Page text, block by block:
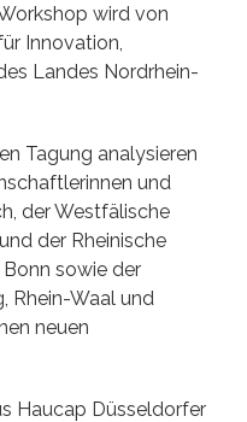
wird von
Innovation,
Landes Nordrhein-
Tagung analysieren
und
der Westfälische
der Rheinische
sowie der
Rhein-Waal und
neuen
Haucap Düsseldorfer